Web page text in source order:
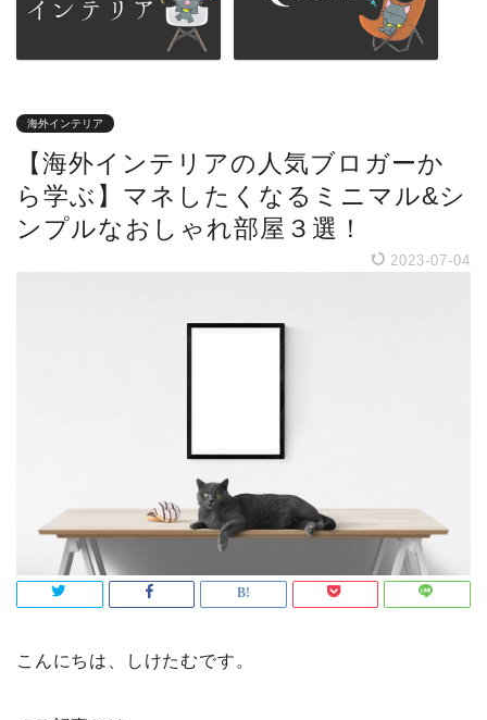
海外インテリア
【海外インテリアの人気ブロガーか
ら学ぶ】マネしたくなるミニマル&シ
ンプルなおしゃれ部屋３選！
2023-07-04
こんにちは、しけたむです。